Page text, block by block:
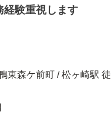
経験重視します
東森ケ前町 / 松ヶ崎駅